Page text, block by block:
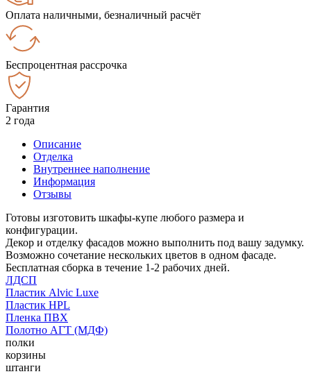
Оплата наличными, безналичный расчёт
Беспроцентная рассрочка
Гарантия
2 года
Описание
Отделка
Внутреннее наполнение
Информация
Отзывы
Готовы изготовить шкафы-купе любого размера и
конфигурации.
Декор и отделку фасадов можно выполнить под вашу задумку.
Возможно сочетание нескольких цветов в одном фасаде.
Бесплатная сборка в течение 1-2 рабочих дней.
ЛДСП
Пластик Alvic Luxe
Пластик HPL
Пленка ПВХ
Полотно АГТ (МДФ)
полки
корзины
штанги